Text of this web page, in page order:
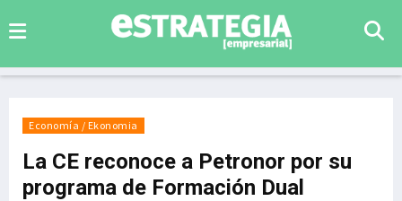
Economía / Ekonomia
La CE reconoce a Petronor por su
programa de Formación Dual